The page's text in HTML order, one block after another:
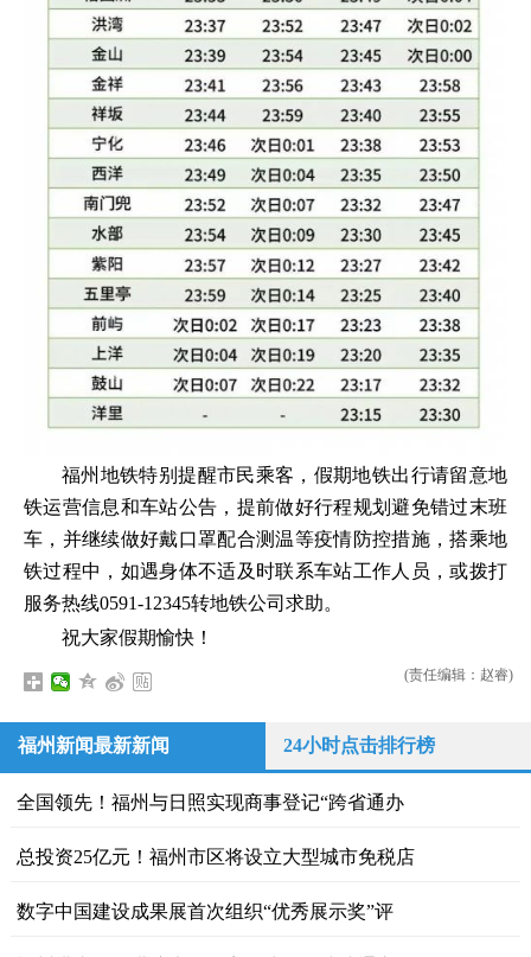
福州地铁特别提醒市民乘客，假期地铁出行请留意地
铁运营信息和车站公告，提前做好行程规划避免错过末班
车，并继续做好戴口罩配合测温等疫情防控措施，搭乘地
铁过程中，如遇身体不适及时联系车站工作人员，或拨打
服务热线0591-12345转地铁公司求助。
祝大家假期愉快！
(责任编辑：赵睿)
福州新闻最新新闻 24小时点击排行榜
全国领先！福州与日照实现商事登记“跨省通办
总投资25亿元！福州市区将设立大型城市免税店
数字中国建设成果展首次组织“优秀展示奖”评